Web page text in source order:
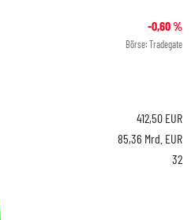
-0,60%
Börse: Tradegate
412,50 EUR
85,36 Mrd. EUR
32